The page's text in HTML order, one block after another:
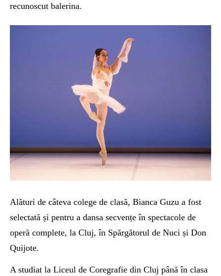
recunoscut balerina.
Alături de câteva colege de clasă, Bianca Guzu a fost
selectată și pentru a dansa secvențe în spectacole de
operă complete, la Cluj, în Spărgătorul de Nuci și Don
Quijote.
A studiat la Liceul de Coregrafie din Cluj până în clasa